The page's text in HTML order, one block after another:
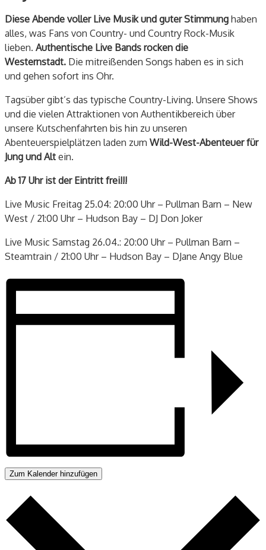
Diese Abende voller Live Musik und guter Stimmung haben
alles, was Fans von Country- und Country Rock-Musik
lieben. Authentische Live Bands rocken die
Westernstadt. Die mitreißenden Songs haben es in sich
und gehen sofort ins Ohr.
Tagsüber gibt’s das typische Country-Living. Unsere Shows
und die vielen Attraktionen von Authentikbereich über
unsere Kutschenfahrten bis hin zu unseren
Abenteuerspielplätzen laden zum Wild-West-Abenteuer für
Jung und Alt ein.
Ab 17 Uhr ist der Eintritt frei!!!
Live Music Freitag 25.04: 20:00 Uhr – Pullman Barn – New
West / 21:00 Uhr – Hudson Bay – DJ Don Joker
Live Music Samstag 26.04.: 20:00 Uhr – Pullman Barn –
Steamtrain / 21:00 Uhr – Hudson Bay – DJane Angy Blue
Zum Kalender hinzufügen